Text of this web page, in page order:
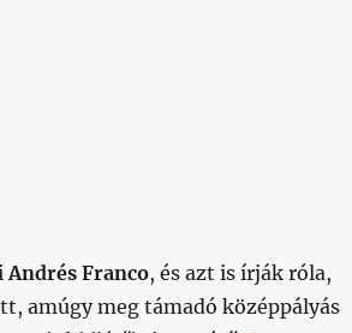
Andrés Franco, és azt is írják róla,
amúgy meg támadó középpályás